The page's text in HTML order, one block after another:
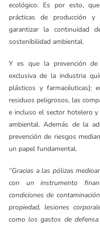
ecológico. Es por esto,
prácticas de producción y
garantizar la continuidad
sostenibilidad ambiental.
Y es que la prevención
exclusiva de la industria
plásticos y farmacéuticas);
residuos peligrosos, las
e incluso el sector hotelero
ambiental. Además de la
prevención de riesgos
un papel fundamental.
“Gracias a las pólizas
con un instrumento
condiciones de
propiedad, lesiones
como los gastos de